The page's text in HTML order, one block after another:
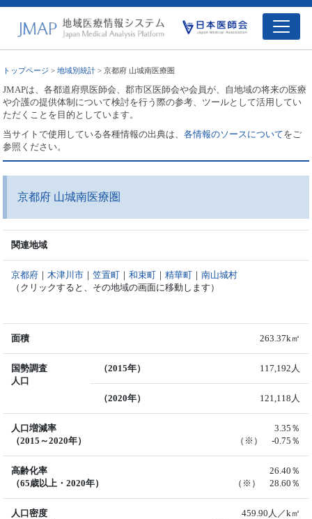
トップページ >地域別統計 > 京都府 山城南医療圏
JMAPは、各都道府県医師会、郡市区医師会や会員が、自地域の将来の医療
や介護の提供体制について検討を行う際の参考、ツールとして活用してい
ただくことを目的としています。
当サイトで使用している各種情報の出典は、各情報のソースについてをご
参照ください。
京都府 山城南医療圏
関連地域
京都府 ｜ 木津川市 ｜笠置町 ｜和束町 ｜精華町 ｜南山城村
（クリックすると、その地域の画面に移動します）
面積 263.37k㎡
国勢調査
人口
（2015年） 117,192人
（2020年） 121,118人
人口増減率
（2015～2020年）
3.35％
（※） -0.75％
高齢化率
（65歳以上・2020年）
26.40％
（※） 28.60％
人口密度
459.90人／k㎡